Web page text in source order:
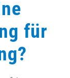
für